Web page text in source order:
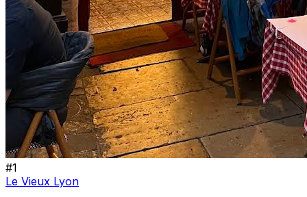
#1
Le Vieux Lyon